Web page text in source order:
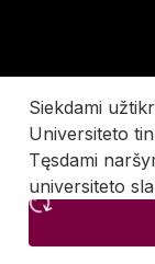
Siekdami
Universiteto
Tęsdami
universiteto